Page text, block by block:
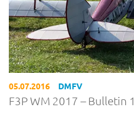
05.07.2016 DMFV
F3P WM 2017 – Bulletin 1